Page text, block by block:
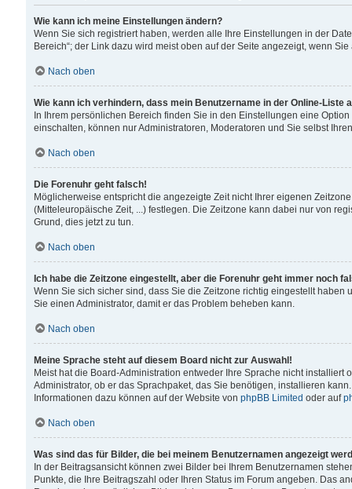
Wie kann ich meine Einstellungen ändern?
Wenn Sie sich registriert haben, werden alle Ihre Einstellungen in der
Bereich“; der Link dazu wird meist oben auf der Seite angezeigt, wenn
Nach oben
Wie kann ich verhindern, dass mein Benutzername in der Online-Liste
In Ihrem persönlichen Bereich finden Sie in den Einstellungen eine
einschalten, können nur Administratoren, Moderatoren und Sie selbst
Nach oben
Die Forenuhr geht falsch!
Möglicherweise entspricht die angezeigte Zeit nicht Ihrer eigenen
(Mitteleuropäische Zeit, ...) festlegen. Die Zeitzone kann dabei nur von
Grund, dies jetzt zu tun.
Nach oben
Ich habe die Zeitzone eingestellt, aber die Forenuhr geht immer noch
Wenn Sie sich sicher sind, dass Sie die Zeitzone richtig eingestellt
Sie einen Administrator, damit er das Problem beheben kann.
Nach oben
Meine Sprache steht auf diesem Board nicht zur Auswahl!
Meist hat die Board-Administration entweder Ihre Sprache nicht
Administrator, ob er das Sprachpaket, das Sie benötigen, installieren
Informationen dazu können auf der Website von phpBB Limited oder auf
Nach oben
Was sind das für Bilder, die bei meinem Benutzernamen angezeigt
In der Beitragsansicht können zwei Bilder bei Ihrem Benutzernamen
Punkte, die Ihre Beitragszahl oder Ihren Status im Forum angeben. Das